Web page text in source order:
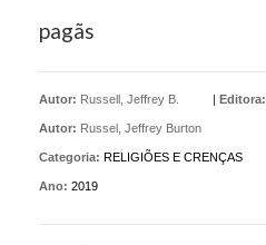
pagãs
Autor: Russell, Jeffrey B.
Autor: Russel, Jeffrey Burton
| Editora:
Categoria: RELIGIÕES E CRENÇAS
Ano: 2019